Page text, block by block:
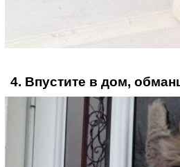
4. Впустите в дом,